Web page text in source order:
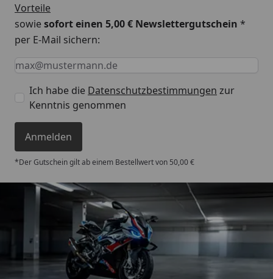
Vorteile
sowiesofort einen 5,00 € Newslettergutschein *
per E-Mail sichern:
Keine Eingabe erforderlich
Eingabe erforderlich
E-Mail *
Ich habe die Datenschutzbestimmungen zur
Kenntnis genommen
Anmelden
*Der Gutschein gilt ab einem Bestellwert von 50,00 €
Trusted Shops
4,85/ 5